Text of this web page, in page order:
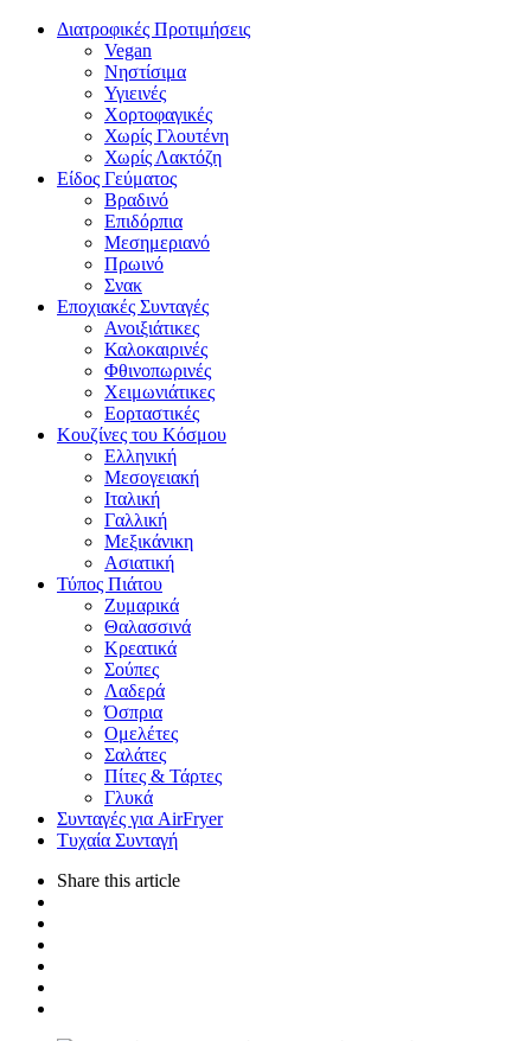
Διατροφικές Προτιμήσεις
Vegan
Νηστίσιμα
Υγιεινές
Χορτοφαγικές
Χωρίς Γλουτένη
Χωρίς Λακτόζη
Είδος Γεύματος
Βραδινό
Επιδόρπια
Μεσημεριανό
Πρωινό
Σνακ
Εποχιακές Συνταγές
Ανοιξιάτικες
Καλοκαιρινές
Φθινοπωρινές
Χειμωνιάτικες
Εορταστικές
Κουζίνες του Κόσμου
Ελληνική
Μεσογειακή
Ιταλική
Γαλλική
Μεξικάνικη
Ασιατική
Τύπος Πιάτου
Ζυμαρικά
Θαλασσινά
Κρεατικά
Σούπες
Λαδερά
Όσπρια
Ομελέτες
Σαλάτες
Πίτες & Τάρτες
Γλυκά
Συνταγές για AirFryer
Τυχαία Συνταγή
Share this article